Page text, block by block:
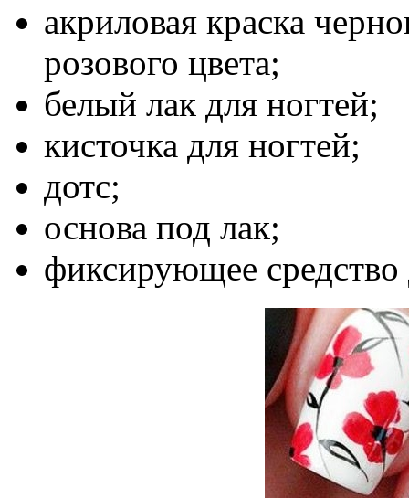
акриловая краска
розового цвета;
белый лак для ногтей;
кисточка для ногтей;
дотс;
основа под лак;
фиксирующее средство